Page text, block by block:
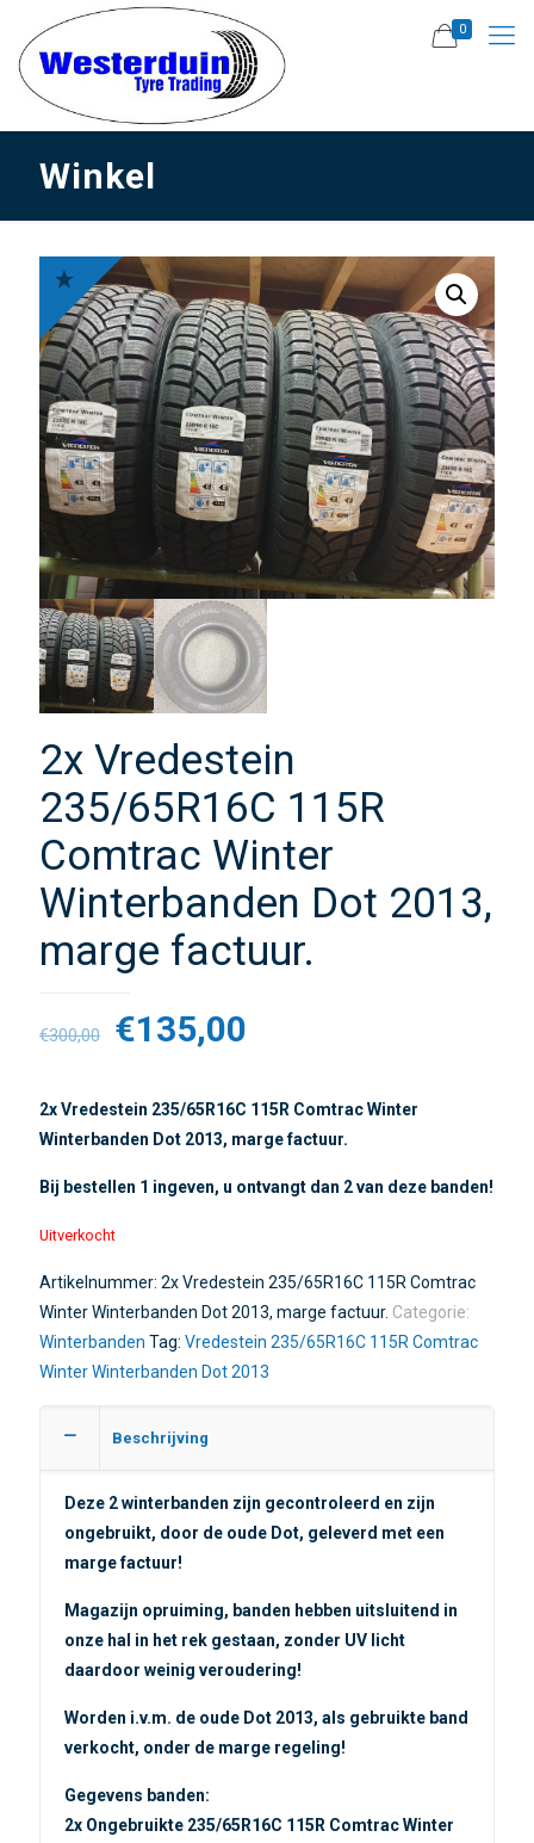
0
Winkel
2x Vredestein
235/65R16C 115R
Comtrac Winter
Winterbanden Dot 2013,
marge factuur.
€300,00 €135,00
2x Vredestein 235/65R16C 115R Comtrac Winter
Winterbanden Dot 2013, marge factuur.
Bij bestellen 1 ingeven, u ontvangt dan 2 van deze banden!
Uitverkocht
Artikelnummer: 2x Vredestein 235/65R16C 115R Comtrac
Winter Winterbanden Dot 2013, marge factuur. Categorie:
Winterbanden Tag: Vredestein 235/65R16C 115R Comtrac
Winter Winterbanden Dot 2013
Beschrijving
Deze 2 winterbanden zijn gecontroleerd en zijn
ongebruikt, door de oude Dot, geleverd met een
marge factuur!
Magazijn opruiming, banden hebben uitsluitend in
onze hal in het rek gestaan, zonder UV licht
daardoor weinig veroudering!
Worden i.v.m. de oude Dot 2013, als gebruikte band
verkocht, onder de marge regeling!
Gegevens banden:
2x Ongebruikte 235/65R16C 115R Comtrac Winter